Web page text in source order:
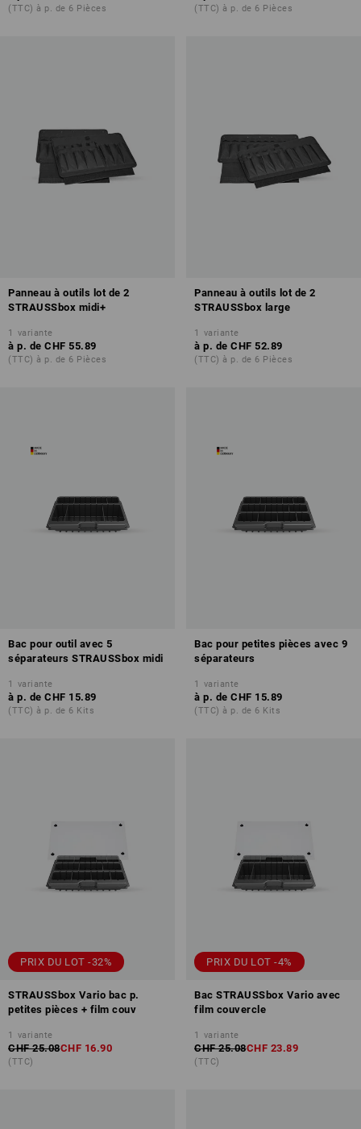
(TTC) à p. de 6 Pièces (TTC) à p. de 6 Pièces
Panneau à outils lot de 2
STRAUSSbox midi+
1 variante
à p. de CHF 55.89
(TTC) à p. de 6 Pièces
Panneau à outils lot de 2
STRAUSSbox large
1 variante
à p. de CHF 52.89
(TTC) à p. de 6 Pièces
Bac pour outil avec 5
séparateurs STRAUSSbox midi
1 variante
à p. de CHF 15.89
(TTC) à p. de 6 Kits
Bac pour petites pièces avec 9
séparateurs
1 variante
à p. de CHF 15.89
(TTC) à p. de 6 Kits
PRIX DU LOT -32%
STRAUSSbox Vario bac p.
petites pièces + film couv
1 variante
CHF 25.08CHF 16.90
(TTC)
PRIX DU LOT -4%
Bac STRAUSSbox Vario avec
film couvercle
1 variante
CHF 25.08CHF 23.89
(TTC)